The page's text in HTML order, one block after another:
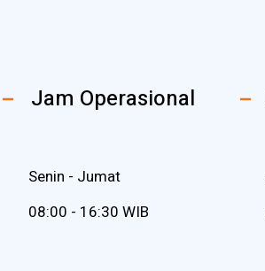
Jam Operasional
Senin - Jumat
08:00 - 16:30 WIB